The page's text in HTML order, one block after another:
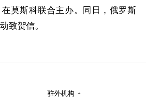
莫斯科联合主办。同日，俄罗斯
致贺信。
驻外机构